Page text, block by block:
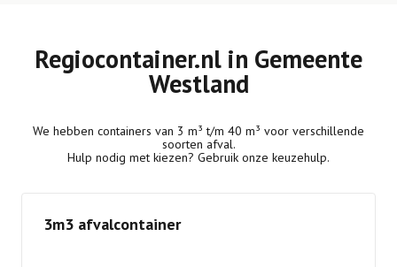
Regiocontainer.nl in Gemeente
Westland
We hebben containers van 3 m³ t/m 40 m³ voor verschillende
soorten afval.
Hulp nodig met kiezen? Gebruik onze keuzehulp.
3m3 afvalcontainer